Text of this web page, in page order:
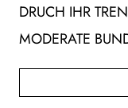
DRUCH IHR
MODERATE